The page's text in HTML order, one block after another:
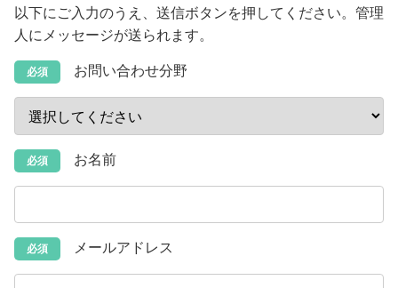
以下にご入力のうえ、送信ボタンを押してください。管理
人にメッセージが送られます。
必須 お問い合わせ分野
必須 お名前
必須 メールアドレス